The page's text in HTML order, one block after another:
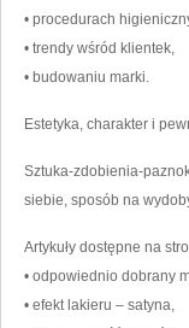
• procedurach
• trendy wśród klientek,
• budowaniu marki.
Estetyka, charakter i
Sztuka-zdobienia-
siebie, sposób na
Artykuły dostępne na
• odpowiednio dobrany
• efekt lakieru – satyna,